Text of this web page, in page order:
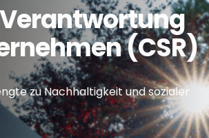
CSR
Kontakt
(CSR)
zu Nachhaltigkeit und sozialer